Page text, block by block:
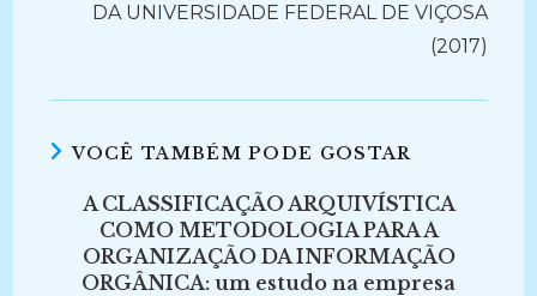
DA UNIVERSIDADE FEDERAL DE VIÇOSA
(2017)
VOCÊ TAMBÉM PODE GOSTAR
A CLASSIFICAÇÃO ARQUIVÍSTICA
COMO METODOLOGIA PARA A
ORGANIZAÇÃO DA INFORMAÇÃO
ORGÂNICA: um estudo na empresa